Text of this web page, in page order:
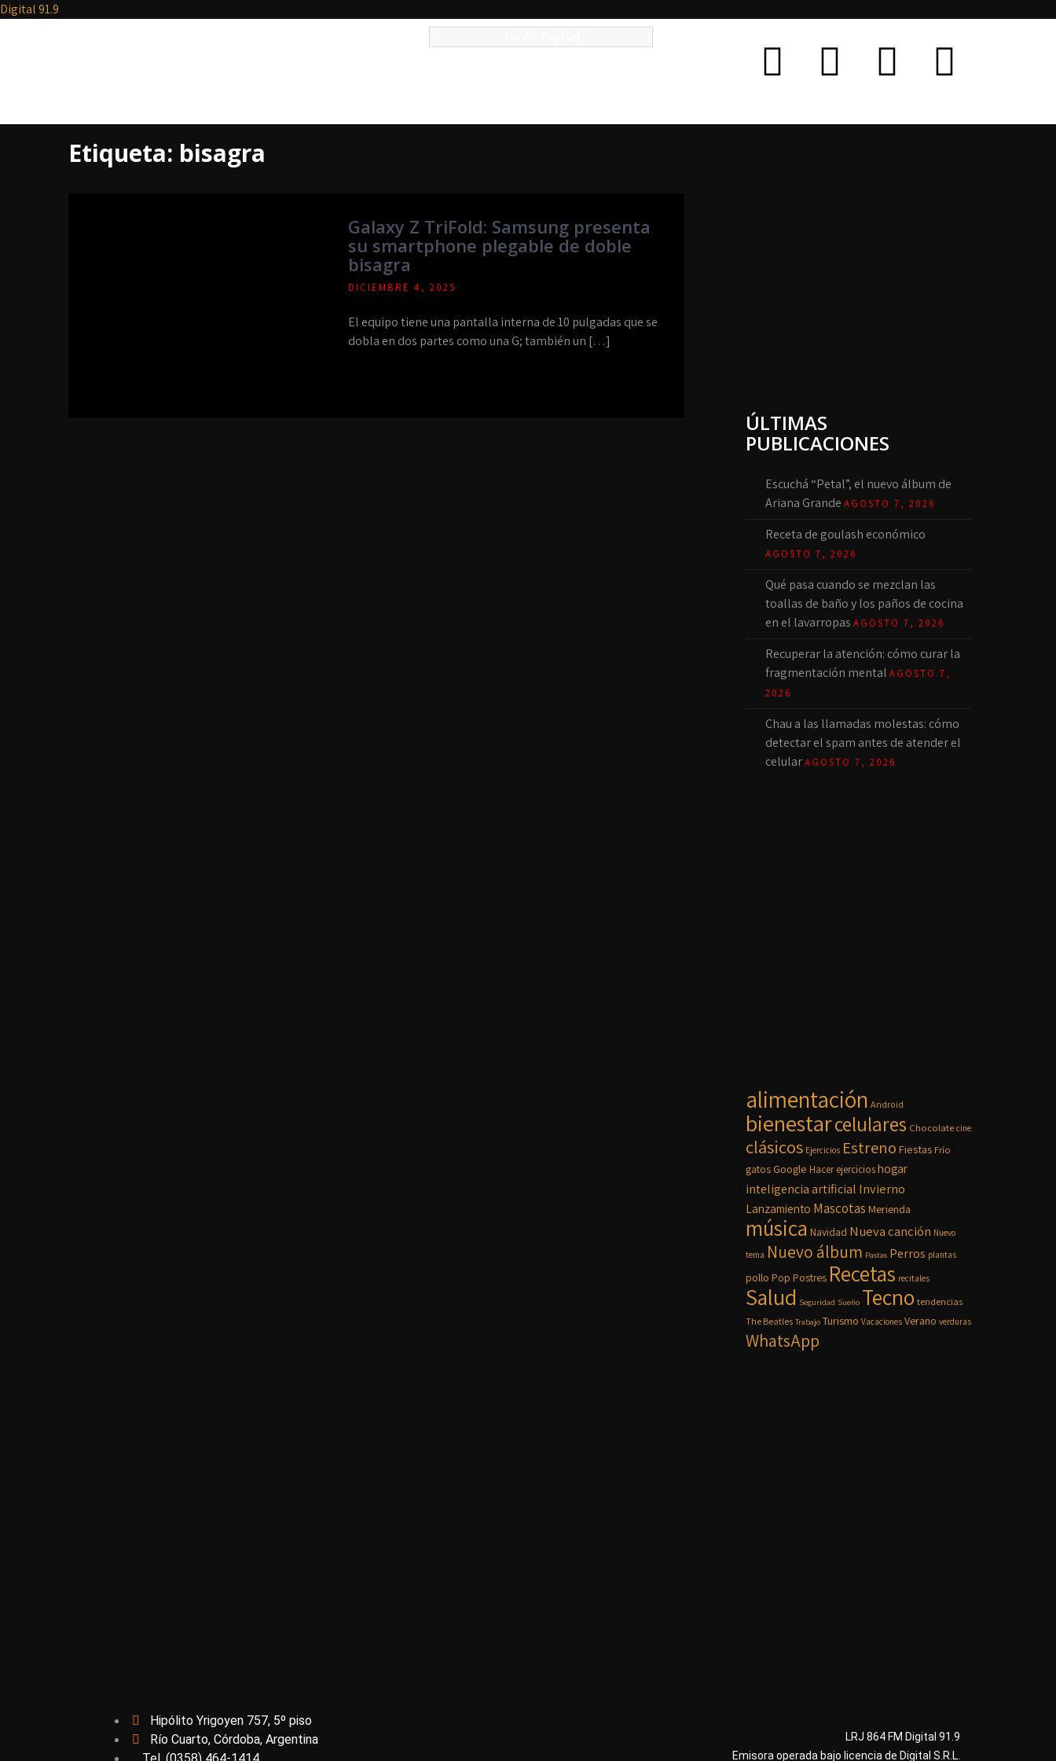
Digital 91.9
Etiqueta: bisagra
Galaxy Z TriFold: Samsung presenta
su smartphone plegable de doble
bisagra
DICIEMBRE 4, 2025
El equipo tiene una pantalla interna de 10 pulgadas que se
dobla en dos partes como una G; también un […]
ÚLTIMAS
PUBLICACIONES
Escuchá “Petal”, el nuevo álbum de
Ariana Grande AGOSTO 7, 2026
Receta de goulash económico
AGOSTO 7, 2026
Qué pasa cuando se mezclan las
toallas de baño y los paños de cocina
en el lavarropas AGOSTO 7, 2026
Recuperar la atención: cómo curar la
fragmentación mental AGOSTO 7,
2026
Chau a las llamadas molestas: cómo
detectar el spam antes de atender el
celular AGOSTO 7, 2026
alimentación Android
bienestarcelulares Chocolate cine
clásicos Ejercicios Estreno Fiestas Frío
gatosGoogle Hacer ejercicios hogar
inteligencia artificial Invierno
Lanzamiento Mascotas Merienda
música Navidad Nueva canción Nuevo
tema Nuevo álbum Pastas Perros plantas
pollo Pop Postres Recetas recitales
Salud Seguridad Sueño Tecno tendencias
The Beatles Trabajo Turismo Vacaciones Verano verduras
WhatsApp
Hipólito Yrigoyen 757, 5º piso
Río Cuarto, Córdoba, Argentina
LRJ 864 FM Digital 91.9
Emisora operada bajo licencia de Digital S.R.L.